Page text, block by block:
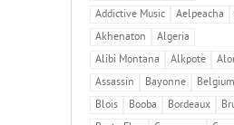
Addictive Music
Aelpeacha
Akhenaton
Algeria
Alibi Montana
Alkpote
Assassin
Bayonne
Belgium
Blois
Booba Bordeaux